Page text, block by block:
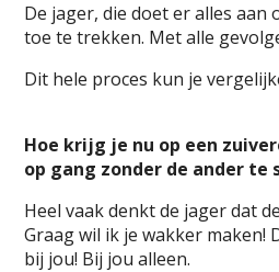
De jager, die doet er alles aan
toe te trekken. Met alle
Dit hele proces kun je
Hoe krijg je nu op een
op gang zonder de ander te
Heel vaak denkt de jager dat
Graag wil ik je wakker maken!
bij jou! Bij jou alleen.